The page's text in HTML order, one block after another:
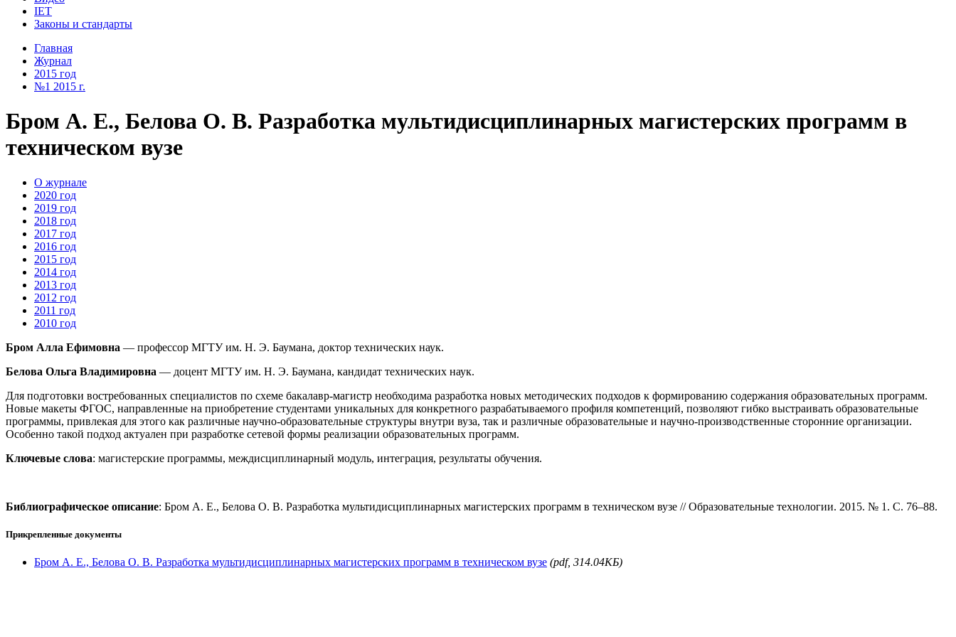
IET
Законы и стандарты
Главная
Журнал
2015 год
№1 2015 г.
Бром А. Е., Белова О. В. Разработка мультидисциплинарных магистерских программ в
техническом вузе
О журнале
2020 год
2019 год
2018 год
2017 год
2016 год
2015 год
2014 год
2013 год
2012 год
2011 год
2010 год
Бром Алла Ефимовна — профессор МГТУ им. Н. Э. Баумана, доктор технических наук.
Белова Ольга Владимировна — доцент МГТУ им. Н. Э. Баумана, кандидат технических наук.
Для подготовки востребованных специалистов по схеме бакалавр-магистр необходима разработка новых методических подходов к формированию содержания образовательных программ.
Новые макеты ФГОС, направленные на приобретение студентами уникальных для конкретного разрабатываемого профиля компетенций, позволяют гибко выстраивать образовательные
программы, привлекая для этого как различные научно-образовательные структуры внутри вуза, так и различные образовательные и научно-производственные сторонние организации.
Особенно такой подход актуален при разработке сетевой формы реализации образовательных программ.
Ключевые слова: магистерские программы, междисциплинарный модуль, интеграция, результаты обучения.
Библиографическое описание: Бром А. Е., Белова О. В. Разработка мультидисциплинарных магистерских программ в техническом вузе // Образовательные технологии. 2015. № 1. С. 76–88.
Прикрепленные документы
Бром А. Е., Белова О. В. Разработка мультидисциплинарных магистерских программ в техническом вузе (pdf, 314.04КБ)